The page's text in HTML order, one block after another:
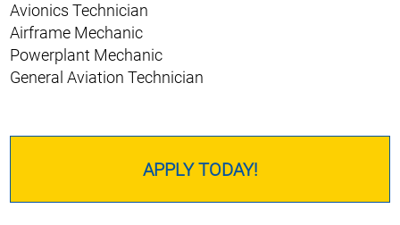
Avionics Technician
Airframe Mechanic
Powerplant Mechanic
General Aviation Technician
APPLY TODAY!